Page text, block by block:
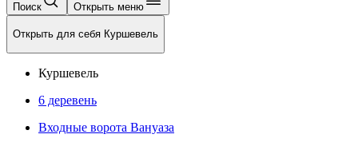
Поиск Открыть меню
Открыть для себя Куршевель
Куршевель
6 деревень
Входные ворота Вануаза